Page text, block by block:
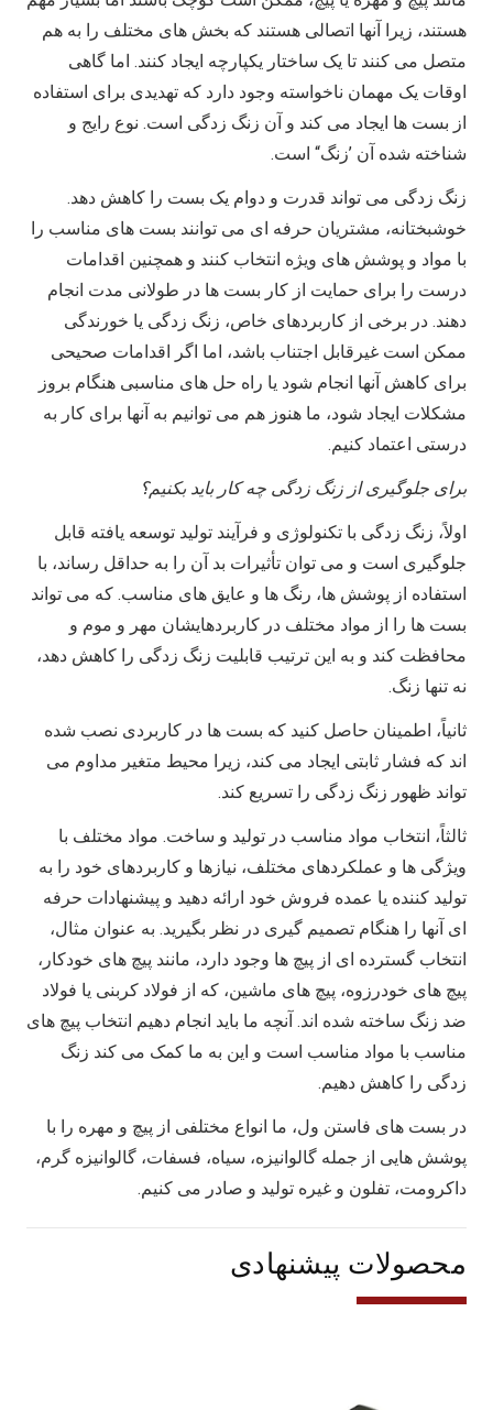
هستند، زیرا آنها اتصالی هستند که بخش های مختلف را به هم
متصل می کنند تا یک ساختار یکپارچه ایجاد کنند. اما گاهی
اوقات یک مهمان ناخواسته وجود دارد که تهدیدی برای استفاده
از بست ها ایجاد می کند و آن زنگ زدگی است. نوع رایج و
شناخته شده آن ’زنگ“ است.
زنگ زدگی می تواند قدرت و دوام یک بست را کاهش دهد.
خوشبختانه، مشتریان حرفه ای می توانند بست های مناسب را
با مواد و پوشش های ویژه انتخاب کنند و همچنین اقدامات
درست را برای حمایت از کار بست ها در طولانی مدت انجام
دهند. در برخی از کاربردهای خاص، زنگ زدگی یا خورندگی
ممکن است غیرقابل اجتناب باشد، اما اگر اقدامات صحیحی
برای کاهش آنها انجام شود یا راه حل های مناسبی هنگام بروز
مشکلات ایجاد شود، ما هنوز هم می توانیم به آنها برای کار به
درستی اعتماد کنیم.
برای جلوگیری از زنگ زدگی چه کار باید بکنیم؟
اولاً، زنگ زدگی با تکنولوژی و فرآیند تولید توسعه یافته قابل
جلوگیری است و می توان تأثیرات بد آن را به حداقل رساند، با
استفاده از پوشش ها، رنگ ها و عایق های مناسب. که می تواند
بست ها را از مواد مختلف در کاربردهایشان مهر و موم و
محافظت کند و به این ترتیب قابلیت زنگ زدگی را کاهش دهد،
نه تنها زنگ.
ثانیاً، اطمینان حاصل کنید که بست ها در کاربردی نصب شده
اند که فشار ثابتی ایجاد می کند، زیرا محیط متغیر مداوم می
تواند ظهور زنگ زدگی را تسریع کند.
ثالثاً، انتخاب مواد مناسب در تولید و ساخت. مواد مختلف با
ویژگی ها و عملکردهای مختلف، نیازها و کاربردهای خود را به
تولید کننده یا عمده فروش خود ارائه دهید و پیشنهادات حرفه
ای آنها را هنگام تصمیم گیری در نظر بگیرید. به عنوان مثال،
انتخاب گسترده ای از پیچ ها وجود دارد، مانند پیچ های خودکار،
پیچ های خودرزوه، پیچ های ماشین، که از فولاد کربنی یا فولاد
ضد زنگ ساخته شده اند. آنچه ما باید انجام دهیم انتخاب پیچ های
مناسب با مواد مناسب است و این به ما کمک می کند زنگ
زدگی را کاهش دهیم.
در بست های فاستن ول، ما انواع مختلفی از پیچ و مهره را با
پوشش هایی از جمله گالوانیزه، سیاه، فسفات، گالوانیزه گرم،
داکرومت، تفلون و غیره تولید و صادر می کنیم.
محصولات پیشنهادی